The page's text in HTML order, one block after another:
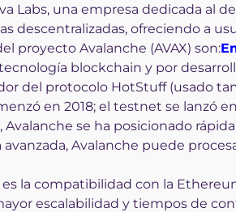
m
Labs, una empresa dedicada al
descentralizadas, ofreciendo a
proyecto Avalanche (AVAX) son:
blockchain y por
del protocolo HotStuff (usado
en 2018; el testnet se lanzó
se ha posicionado
avanzada, Avalanche puede
la compatibilidad con la
escalabilidad y tiempos de